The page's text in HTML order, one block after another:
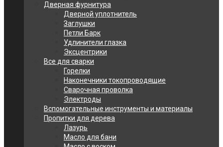
Дверная фурнитура
Дверной уплотнитель
Заглушки
Петли Барк
Удлинители глазка
Эксцентрики
Все для сварки
Горелки
Наконечники токопроводящие
Сварочная проволка
Электроды
Вспомогательные инструменты и материалы
Пропитки для дерева
Лазурь
Масло для бани